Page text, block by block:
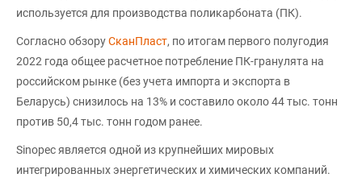
используется для производства поликарбоната (ПК).
Согласно обзоруСканПласт, по итогам первого полугодия
2022 года общее расчетное потребление ПК-гранулята на
российском рынке (без учета импорта и экспорта в
Беларусь) снизилось на 13% и составило около 44 тыс. тонн
против 50,4 тыс. тонн годом ранее.
Sinopec является одной из крупнейших мировых
интегрированных энергетических и химических компаний.